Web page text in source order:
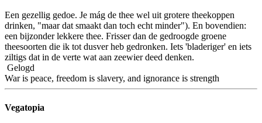
Een gezellig gedoe. Je mág de thee wel uit grotere theekoppen
drinken, "maar dat smaakt dan toch echt minder"). En bovendien:
een bijzonder lekkere thee. Frisser dan de gedroogde groene
theesoorten die ik tot dusver heb gedronken. Iets 'bladeriger' en iets
ziltigs dat in de verte wat aan zeewier deed denken.
Gelogd
War is peace, freedom is slavery, and ignorance is strength
Vegatopia